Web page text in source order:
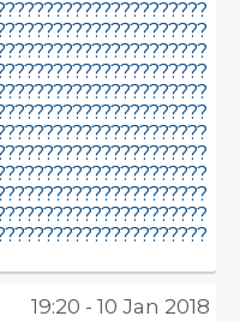
19:20 - 10 Jan 2018